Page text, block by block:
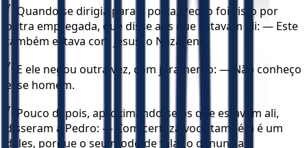
71
Quando se dirigia para a porta, Pedro foi visto por
outra empregada, que disse aos que estavam ali: — Este
também estava com Jesus, o Nazareno.
72 E ele negou outra vez, com juramento: — Não conheço
esse homem.
73 Pouco depois, aproximando-se os que estavam ali,
disseram a Pedro: — Com certeza você também é um
deles, porque o seu modo de falar o denuncia.